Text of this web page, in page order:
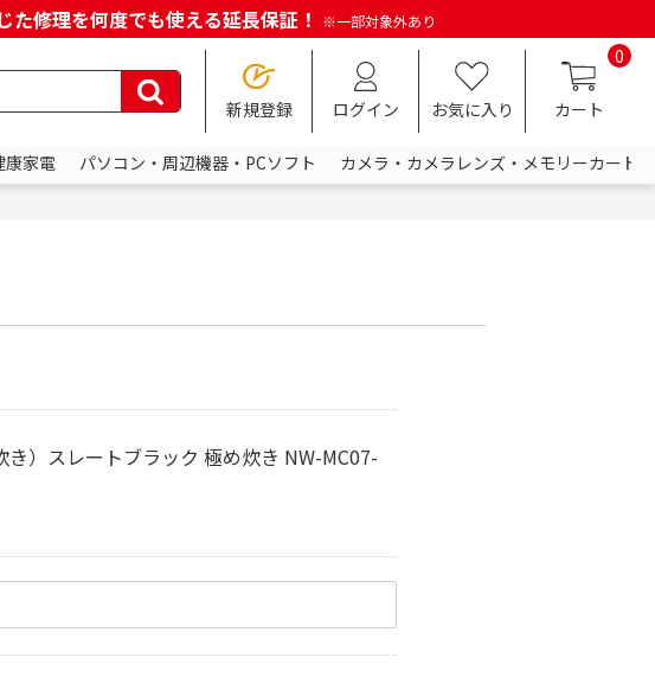
修理を何度でも使える延長保証！ ※一部対象外あり
新規登録 ログイン お気に入り
0
カート
康家電 パソコン・周辺機器・PCソフト
カメラ・カメラレンズ・メモリーカード
）スレートブラック 極め炊き NW-MC07-